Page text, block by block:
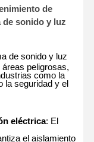
de
de sonido y luz
de sonido y luz
peligrosas,
como la
la seguridad y el
eléctrica: El
el aislamiento